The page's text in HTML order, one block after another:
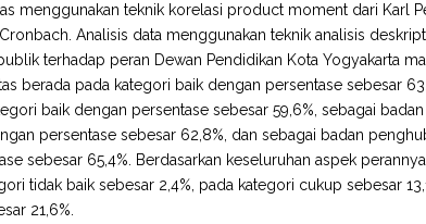
menggunakan teknik korelasi product moment dari Karl
Analisis data menggunakan teknik analisis
terhadap peran Dewan Pendidikan Kota Yogyakarta
berada pada kategori baik dengan persentase sebesar
baik dengan persentase sebesar 59,6%, sebagai
persentase sebesar 62,8%, dan sebagai badan
sebesar 65,4%. Berdasarkan keseluruhan aspek
tidak baik sebesar 2,4%, pada kategori cukup sebesar
21,6%.